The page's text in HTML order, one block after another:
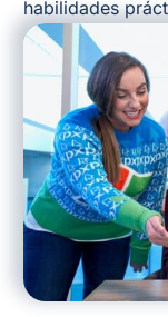
habilidades